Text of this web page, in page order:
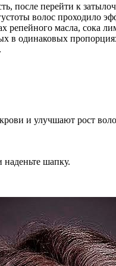
после перейти к
волос проходило
репейного масла, сока
в одинаковых
и улучшают рост
шапку.